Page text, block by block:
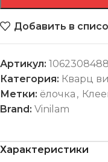
Добавить в
Артикул: 1062308488
Категория: Кварц
Метки: ёлочка ,
Brand: Vinilam
Характеристики